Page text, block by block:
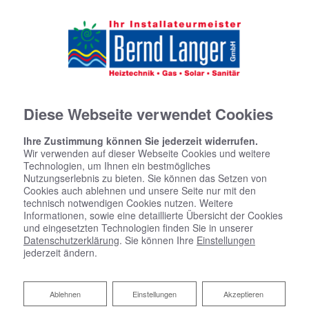
Diese Webseite verwendet Cookies
Ihre Zustimmung können Sie jederzeit widerrufen.
Wir verwenden auf dieser Webseite Cookies und weitere
Technologien, um Ihnen ein bestmögliches
Nutzungserlebnis zu bieten. Sie können das Setzen von
Cookies auch ablehnen und unsere Seite nur mit den
technisch notwendigen Cookies nutzen. Weitere
Informationen, sowie eine detaillierte Übersicht der Cookies
und eingesetzten Technologien finden Sie in unserer
Datenschutzerklärung. Sie können Ihre Einstellungen
jederzeit ändern.
Akzeptieren
Einstellungen
Ablehnen
Ablehnen